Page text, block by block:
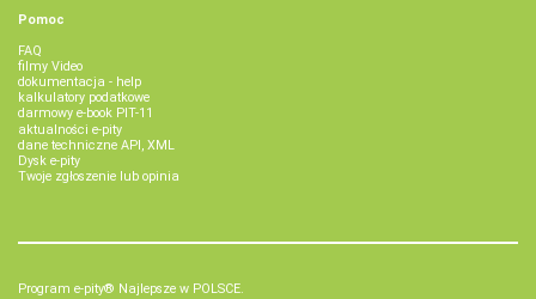
Pomoc
FAQ
filmy Video
dokumentacja - help
kalkulatory podatkowe
darmowy e-book PIT-11
aktualności e-pity
dane techniczne API, XML
Dysk e-pity
Twoje zgłoszenie lub opinia
Program e-pity® Najlepsze w POLSCE.